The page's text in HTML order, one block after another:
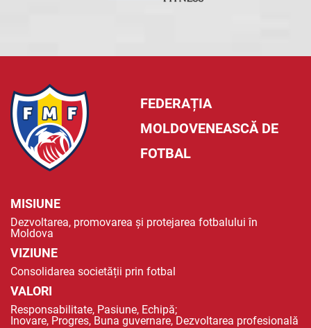
FEDERAȚIA
MOLDOVENEASCĂ DE
FOTBAL
MISIUNE
Dezvoltarea, promovarea și protejarea fotbalului în
Moldova
VIZIUNE
Consolidarea societății prin fotbal
VALORI
Responsabilitate, Pasiune, Echipă;
Inovare, Progres, Buna guvernare, Dezvoltarea profesională